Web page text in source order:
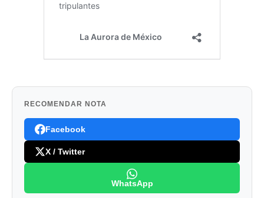
RECOMENDAR NOTA
Facebook
X / Twitter
WhatsApp